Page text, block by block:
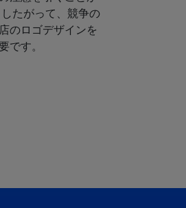
たがって、競争の
のロゴデザインを
です。